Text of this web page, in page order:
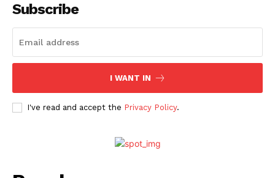
Subscribe
I WANT IN
I've read and accept the Privacy Policy.